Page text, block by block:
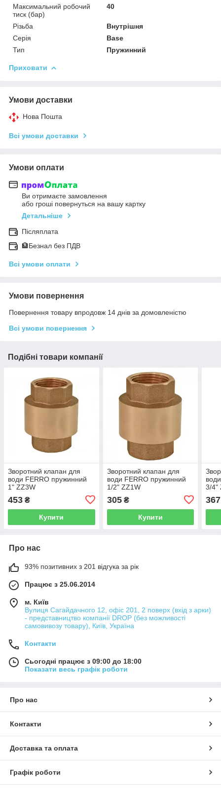
Максимальний робочий
тиск (бар)
40
Різьба
Внутрішня
Серія
Base
Тип
Пружинний
Приховати
Умови доставки
Нова Пошта
Всі умови доставки
Умови оплати
Ви отримаєте замовлення
або гроші повернуться на вашу картку
Детальніше
Післяплата
🏦Безнал без ПДВ
Всі умови оплати
Умови повернення
Повернення товару впродовж 14 днів за домовленістю
Всі умови повернення
Подібні товари компанії
Зворотний клапан для
води FERRO пружинний
1" ZZ3W
453 ₴
Купити
Зворотний клапан для
води FERRO пружинний
1/2" ZZ1W
305₴
Купити
3/4"
367
Про нас
93% позитивних з 201 відгука за рік
Працює з 25.06.2014
м. Київ
Вулиця Сагайдачного 12, офіс 201, 2 поверх (вхід з арки)
- представництво компанії DROP (без можливості
самовивозу товару), Київ, Україна
Контакти
Сьогодні працює з 09:00 до 18:00
Показати весь графік роботи
Про нас
Контакти
Доставка та оплата
Графік роботи